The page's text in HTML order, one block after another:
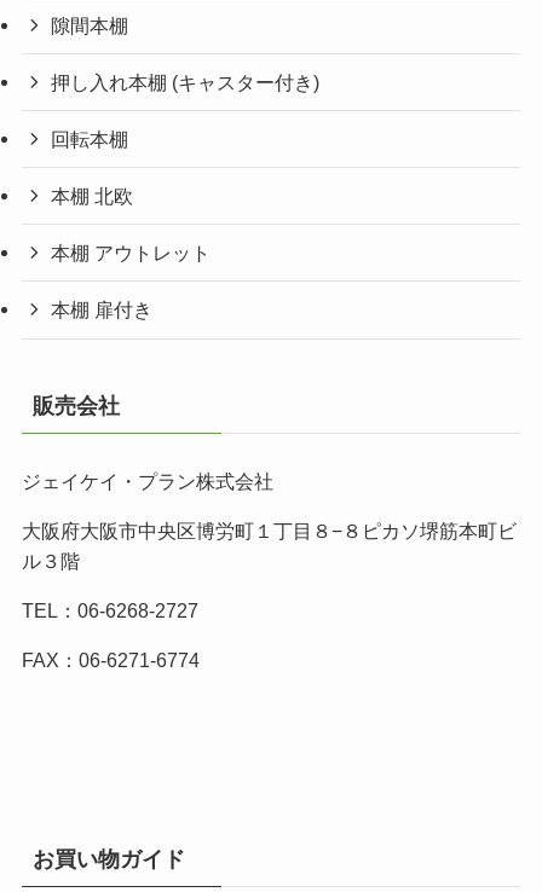
隙間本棚
押し入れ本棚 (キャスター付き)
回転本棚
本棚 北欧
本棚 アウトレット
本棚 扉付き
販売会社
ジェイケイ・プラン株式会社
大阪府大阪市中央区博労町１丁目８−８ピカソ堺筋本町ビ
ル３階
TEL：06-6268-2727
FAX：06-6271-6774
お買い物ガイド